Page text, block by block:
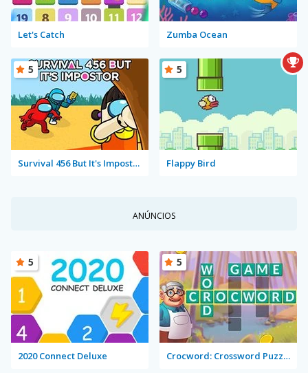
Let's Catch Zumba Ocean
Survival 456 But It's Impostor
5
Flappy Bird
5
ANÚNCIOS
2020 Connect Deluxe
5
Crocword: Crossword Puzzle Game
5